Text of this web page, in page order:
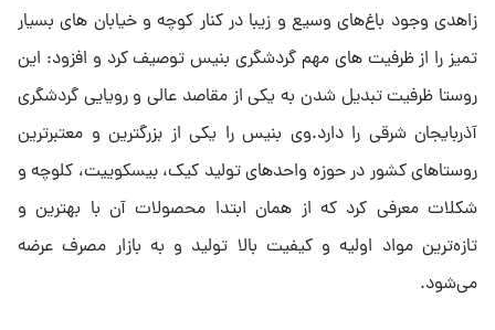
زاهدی وجود باغ‌های وسیع و زیبا در کنار کوچه‌ و خیابان ‎های بسیار
تمیز را از ظرفیت های مهم گردشگری بنیس توصیف کرد و افزود: این
روستا ظرفیت تبدیل شدن به یکی از مقاصد عالی و رویایی گردشگری
آذربایجان شرقی را دارد.وی بنیس را یکی از بزرگترین و معتبرترین
روستاهای کشور در حوزه واحدهای تولید کیک، بیسکوییت، کلوچه و
شکلات معرفی کرد که از همان ابتدا محصولات آن با بهترین و
تازه‌ترین مواد اولیه و کیفیت بالا تولید و به بازار مصرف عرضه
می‌شود.